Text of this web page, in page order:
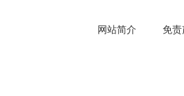
网站简介 免责